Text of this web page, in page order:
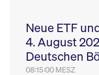
Neue ETF
4. August
Deutschen
08:15:00 MESZ